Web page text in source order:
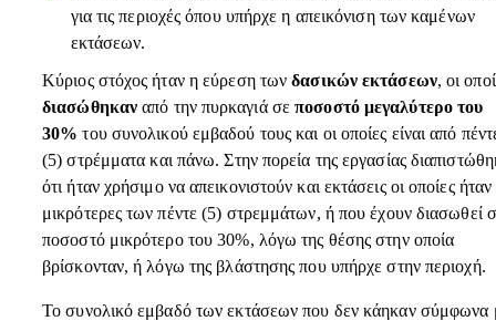
για τις περιοχές όπου υπήρχε η απεικόνιση των καμένων
εκτάσεων.
Κύριος στόχος ήταν η εύρεση τωνδασικών εκτάσεων, οι
διασώθηκαν από την πυρκαγιά σεποσοστό μεγαλύτερο του
30% του συνολικού εμβαδού τους και οι οποίες είναι από
(5) στρέμματα και πάνω. Στην πορεία της εργασίας
ότι ήταν χρήσιμο να απεικονιστούν και εκτάσεις οι οποίες ήταν
μικρότερες των πέντε (5) στρεμμάτων, ή που έχουν διασωθεί
ποσοστό μικρότερο του 30%, λόγω της θέσης στην οποία
βρίσκονταν, ή λόγω της βλάστησης που υπήρχε στην περιοχή.
Το συνολικό εμβαδό των εκτάσεων που δεν κάηκαν σύμφωνα